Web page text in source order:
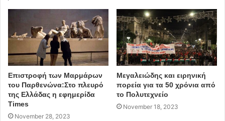
Επιστροφή των Μαρμάρων
του Παρθενώνα:Στο πλευρό
της Ελλάδας η εφημερίδα
Times
November 28, 2023
Μεγαλειώδης και ειρηνική
πορεία για τα 50 χρόνια από
το Πολυτεχνείο
November 18, 2023